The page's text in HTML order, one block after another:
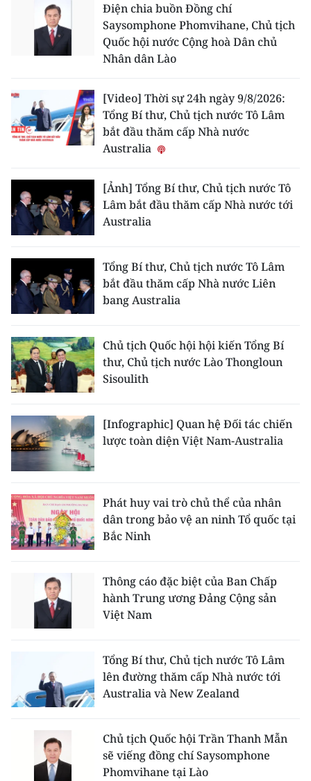
Điện chia buồn Đồng chí
Saysomphone Phomvihane, Chủ tịch
Quốc hội nước Cộng hoà Dân chủ
Nhân dân Lào
[Video] Thời sự 24h ngày 9/8/2026:
Tổng Bí thư, Chủ tịch nước Tô Lâm
bắt đầu thăm cấp Nhà nước
Australia
[Ảnh] Tổng Bí thư, Chủ tịch nước Tô
Lâm bắt đầu thăm cấp Nhà nước tới
Australia
Tổng Bí thư, Chủ tịch nước Tô Lâm
bắt đầu thăm cấp Nhà nước Liên
bang Australia
Chủ tịch Quốc hội hội kiến Tổng Bí
thư, Chủ tịch nước Lào Thongloun
Sisoulith
[Infographic] Quan hệ Đối tác chiến
lược toàn diện Việt Nam-Australia
Phát huy vai trò chủ thể của nhân
dân trong bảo vệ an ninh Tổ quốc tại
Bắc Ninh
Thông cáo đặc biệt của Ban Chấp
hành Trung ương Đảng Cộng sản
Việt Nam
Tổng Bí thư, Chủ tịch nước Tô Lâm
lên đường thăm cấp Nhà nước tới
Australia và New Zealand
Chủ tịch Quốc hội Trần Thanh Mẫn
sẽ viếng đồng chí Saysomphone
Phomvihane tại Lào